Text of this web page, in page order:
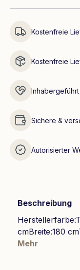
Kostenfreie
Kostenfreie
Sichere &
Autorisierter
Beschreibung
cmBreite:180
Mehr